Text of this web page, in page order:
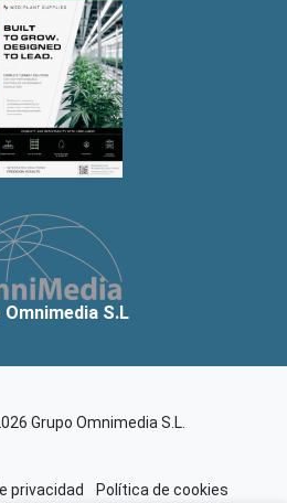
Omnimedia S.L
Grupo Omnimedia S.L.
privacidad Política de cookies